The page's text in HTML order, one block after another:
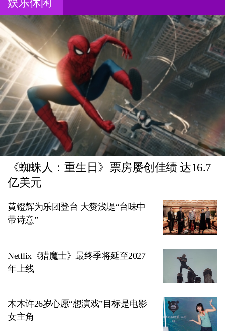
《蜘蛛人：重生日》票房屡创佳绩 达16.7
亿美元
黄镫辉为乐团登台 大赞浅堤“台味中
带诗意”
Netflix《猎魔士》最终季将延至2027
年上线
木木许26岁心愿“想演戏”目标是电影
女主角